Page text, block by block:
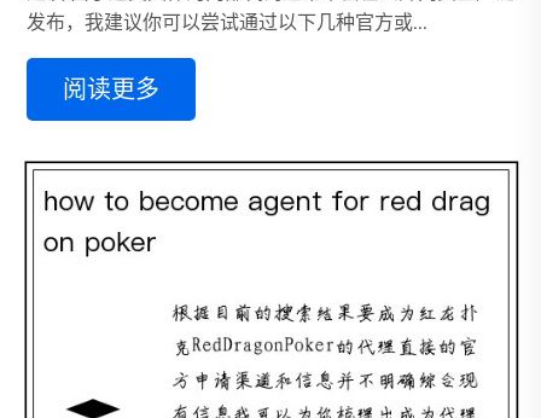
发布，我建议你可以尝试通过以下几种官方或...
阅读更多